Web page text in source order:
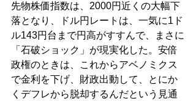
先物株価指数は、2000円近くの大幅下
落となり、ドル円レートは、一気に1ド
ル143円台まで円高がすすんで、まさに
「石破ショック」が現実化した。安倍
政権のときは、これからアベノミクス
で金利を下げ、財政出動して、とにか
くデフレから脱却するんだという見通